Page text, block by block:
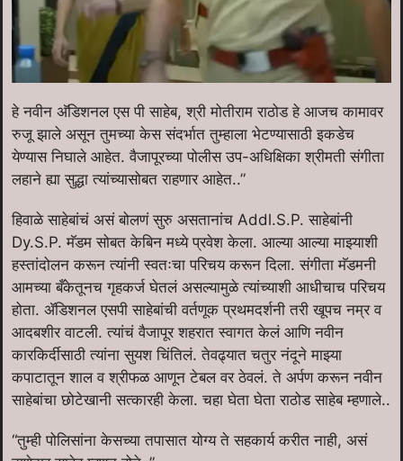
हे नवीन अ‍ॅडिशनल एस पी साहेब, श्री मोतीराम राठोड हे आजच कामावर
रुजू झाले असून तुमच्या केस संदर्भात तुम्हाला भेटण्यासाठी इकडेच
येण्यास निघाले आहेत. वैजापूरच्या पोलीस उप-अधिक्षिका श्रीमती संगीता
लहाने ह्या सुद्धा त्यांच्यासोबत राहणार आहेत..”
हिवाळे साहेबांचं असं बोलणं सुरु असतानांच Addl.S.P. साहेबांनी
Dy.S.P. मॅडम सोबत केबिन मध्ये प्रवेश केला. आल्या आल्या माझ्याशी
हस्तांदोलन करून त्यांनी स्वतःचा परिचय करून दिला. संगीता मॅडमनी
आमच्या बँकेतूनच गृहकर्ज घेतलं असल्यामुळे त्यांच्याशी आधीचाच परिचय
होता. ॲडिशनल एसपी साहेबांची वर्तणूक प्रथमदर्शनी तरी खूपच नम्र व
आदबशीर वाटली. त्यांचं वैजापूर शहरात स्वागत केलं आणि नवीन
कारकिर्दीसाठी त्यांना सुयश चिंतिलं. तेवढ्यात चतुर नंदूने माझ्या
कपाटातून शाल व श्रीफळ आणून टेबल वर ठेवलं. ते अर्पण करून नवीन
साहेबांचा छोटेखानी सत्कारही केला. चहा घेता घेता राठोड साहेब म्हणाले..
“तुम्ही पोलिसांना केसच्या तपासात योग्य ते सहकार्य करीत नाही, असं